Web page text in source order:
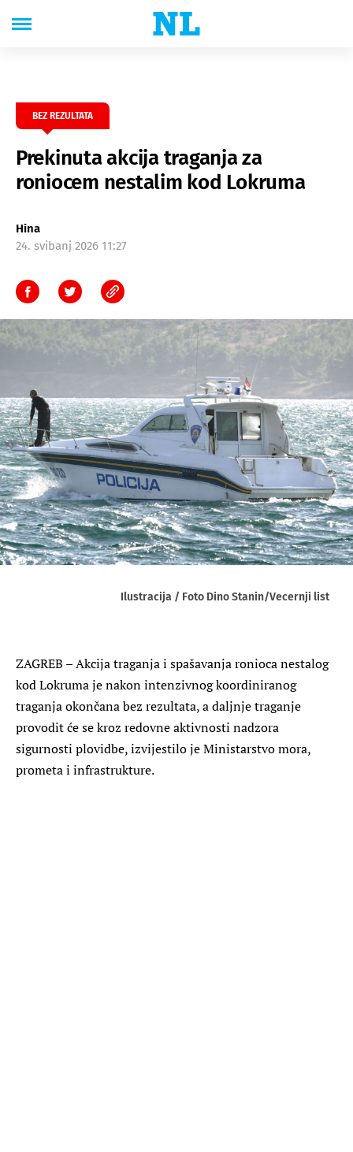
BEZ REZULTATA
Prekinuta akcija traganja za
roniocem nestalim kod Lokruma
Hina
24. svibanj 2026 11:27
Ilustracija / Foto Dino Stanin/Vecernji list
ZAGREB – Akcija traganja i spašavanja ronioca nestalog
kod Lokruma je nakon intenzivnog koordiniranog
traganja okončana bez rezultata, a daljnje traganje
provodit će se kroz redovne aktivnosti nadzora
sigurnosti plovidbe, izvijestilo je Ministarstvo mora,
prometa i infrastrukture.